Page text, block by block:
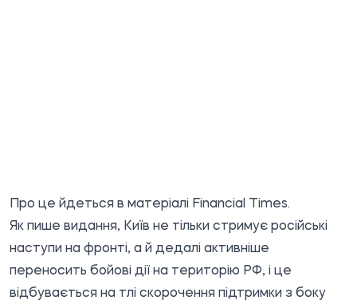
Про це йдеться в матеріалі Financial Times.
Як пише видання, Київ не тільки стримує російські
наступи на фронті, а й дедалі активніше
переносить бойові дії на територію РФ, і це
відбувається на тлі скорочення підтримки з боку